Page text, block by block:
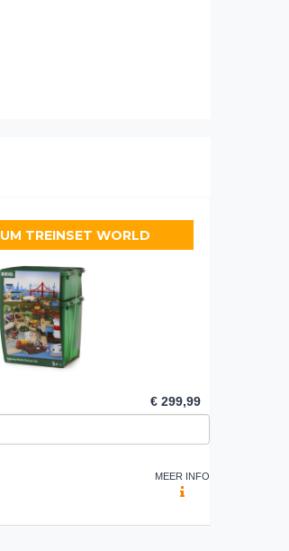
TREINSET WORLD
€ 299,99
MEER INFO